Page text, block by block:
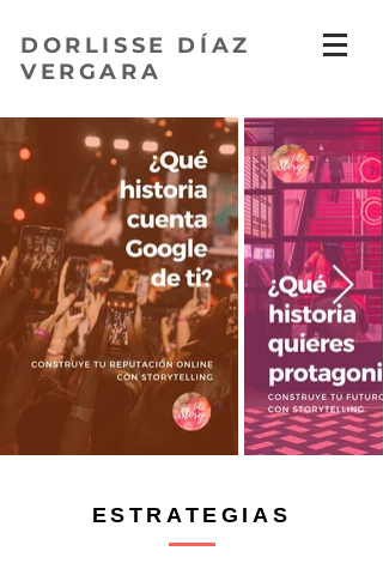
DORLISSE DÍAZ
VERGARA
ESTRATEGIAS